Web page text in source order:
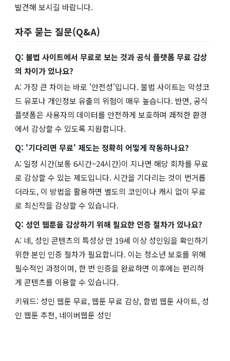
발견해 보시길 바랍니다.
자주 묻는 질문(Q&A)
Q: 불법 사이트에서 무료로 보는 것과 공식 플랫폼 무료 감상
의 차이가 있나요?
A: 가장 큰 차이는 바로 '안전성'입니다. 불법 사이트는 악성코
드 유포나 개인정보 유출의 위험이 매우 높습니다. 반면, 공식
플랫폼은 사용자의 데이터를 안전하게 보호하며 쾌적한 환경
에서 감상할 수 있도록 지원합니다.
Q: '기다리면 무료' 제도는 정확히 어떻게 작동하나요?
A: 일정 시간(보통 6시간~24시간)이 지나면 해당 회차를 무료
로 감상할 수 있는 제도입니다. 시간을 기다리는 것이 번거롭
더라도, 이 방법을 활용하면 별도의 코인이나 캐시 없이 무료
로 최신작을 감상할 수 있습니다.
Q: 성인 웹툰을 감상하기 위해 필요한 인증 절차가 있나요?
A: 네, 성인 콘텐츠의 특성상 만 19세 이상 성인임을 확인하기
위한 본인 인증 절차가 필요합니다. 이는 청소년 보호를 위해
필수적인 과정이며, 한 번 인증을 완료하면 이후에는 편리하
게 콘텐츠를 이용할 수 있습니다.
키워드: 성인 웹툰 무료, 웹툰 무료 감상, 합법 웹툰 사이트, 성
인 웹툰 추천, 네이버웹툰 성인